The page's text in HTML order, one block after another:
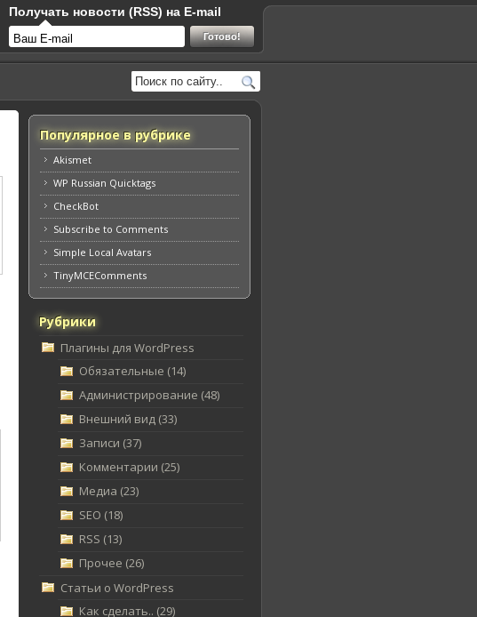
Получать новости (RSS) на E-mail
Популярное в рубрике
Akismet
WP Russian Quicktags
CheckBot
Subscribe to Comments
Simple Local Avatars
TinyMCEComments
Рубрики
Плагины для WordPress
Обязательные (14)
Администрирование (48)
Внешний вид (33)
Записи (37)
Комментарии (25)
Медиа (23)
SEO (18)
RSS (13)
Прочее (26)
Статьи о WordPress
Как сделать.. (29)